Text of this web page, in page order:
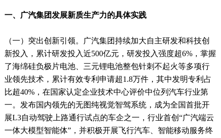
一、广汽集团发展新质生产力的具体实践
（一）突出创新引领。广汽集团持续加大自主研发和科技创
新投入，累计研发投入近500亿元，研发投入强度超6%，掌握
了海绵硅负极片电池、三元锂电池整包针刺不起火等多项行
业领先技术，累计有效专利申请超1.8万件，其中发明专利占
比超40%，在国家认定企业技术中心评价中位列汽车行业第
一。发布国内领先的无图纯视觉智驾系统，成为全国首批开
展L3自动驾驶上路通行试点的车企之一，行业首创“广汽端云
一体大模型智能体”，并积极开展飞行汽车、智能移动服务终